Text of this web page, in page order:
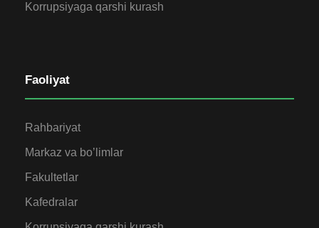
Korrupsiyaga qarshi kurash
Faoliyat
Rahbariyat
Markaz va bo’limlar
Fakultetlar
Kafedralar